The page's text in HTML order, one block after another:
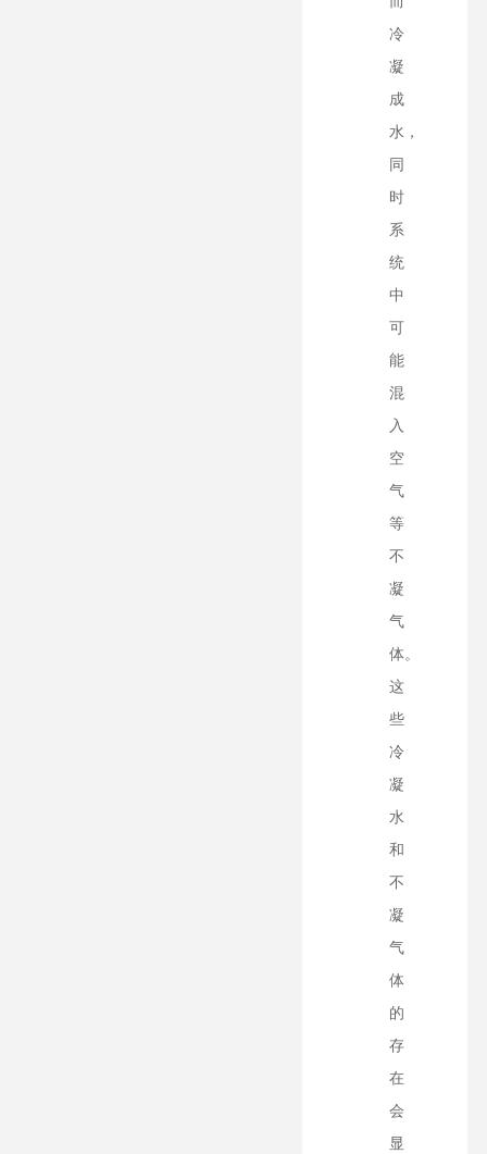
冷
凝
成
水，
同
时
系
统
中
可
能
混
入
空
气
等
不
凝
气
体。
这
些
冷
凝
水
和
不
凝
气
体
的
存
在
会
显